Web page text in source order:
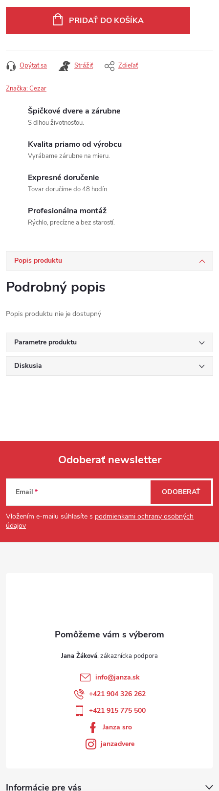
PRIDAŤ DO KOŠÍKA
Opýtať sa Strážiť Zdieľať
Značka:Cezar
Špičkové dvere a zárubne
S dlhou životnosťou.
Kvalita priamo od výrobcu
Vyrábame zárubne na mieru.
Expresné doručenie
Tovar doručíme do 48 hodín.
Profesionálna montáž
Rýchlo, precízne a bez starostí.
Popis produktu
Podrobný popis
Popis produktu nie je dostupný
Parametre produktu
Diskusia
Zápätie
Odoberať newsletter
Email
Vložením e-mailu súhlasíte s podmienkami ochrany osobných
údajov
ODOBERAŤ
Informácie pre vás
Jana Žáková
info@janza.sk
+421 904 326 262
+421 915 775 500
Janza sro
janzadvere